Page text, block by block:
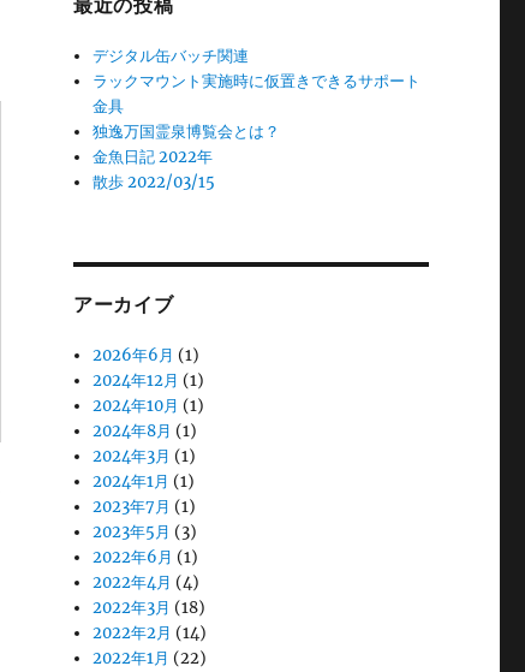
最近の投稿
デジタル缶バッチ関連
ラックマウント実施時に仮置きできるサポート
金具
独逸万国霊泉博覧会とは？
金魚日記 2022年
散歩 2022/03/15
アーカイブ
2026年6月 (1)
2024年12月 (1)
2024年10月 (1)
2024年8月 (1)
2024年3月 (1)
2024年1月 (1)
2023年7月 (1)
2023年5月 (3)
2022年6月 (1)
2022年4月 (4)
2022年3月 (18)
2022年2月 (14)
2022年1月 (22)